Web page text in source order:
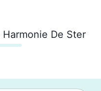
Harmonie De Ster